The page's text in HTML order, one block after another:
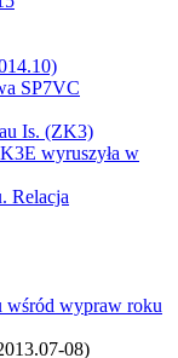
SP7VC
Is. (ZK3)
wyruszyła w
Relacja
wśród wypraw roku
08)